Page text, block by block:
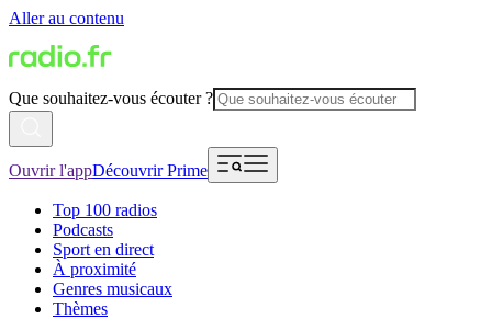
Aller au contenu
Que souhaitez-vous écouter ?
Ouvrir l'appDécouvrir Prime
Top 100 radios
Podcasts
Sport en direct
À proximité
Genres musicaux
Thèmes